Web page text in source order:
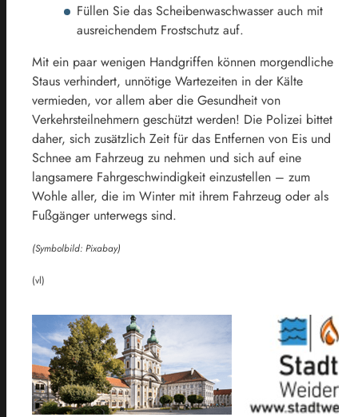
Füllen Sie das Scheibenwaschwasser auch mit
ausreichendem Frostschutz auf.
Mit ein paar wenigen Handgriffen können morgendliche
Staus verhindert, unnötige Wartezeiten in der Kälte
vermieden, vor allem aber die Gesundheit von
Verkehrsteilnehmern geschützt werden! Die Polizei bittet
daher, sich zusätzlich Zeit für das Entfernen von Eis und
Schnee am Fahrzeug zu nehmen und sich auf eine
langsamere Fahrgeschwindigkeit einzustellen – zum
Wohle aller, die im Winter mit ihrem Fahrzeug oder als
Fußgänger unterwegs sind.
(Symbolbild: Pixabay)
(vl)